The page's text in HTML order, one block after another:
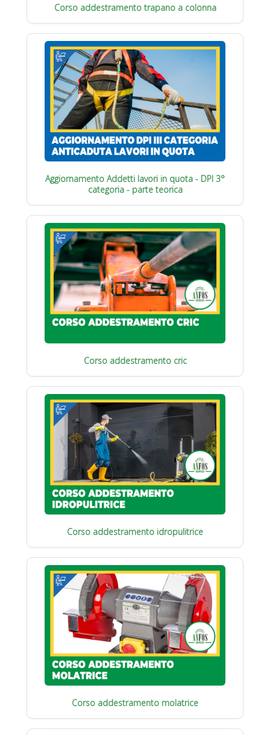
Corso addestramento trapano a colonna
Aggiornamento Addetti lavori in quota - DPI 3°
categoria - parte teorica
Corso addestramento cric
Corso addestramento idropulitrice
Corso addestramento molatrice